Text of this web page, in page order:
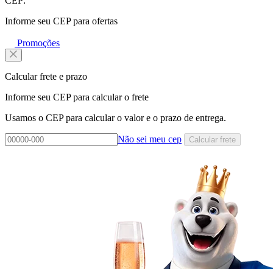
Informe seu CEP para ofertas
Promoções
Calcular frete e prazo
Informe seu CEP para calcular o frete
Usamos o CEP para calcular o valor e o prazo de entrega.
Não sei meu cep Calcular frete